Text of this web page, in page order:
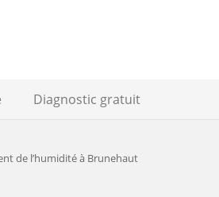
Diagnostic gratuit
de l’humidité à Brunehaut